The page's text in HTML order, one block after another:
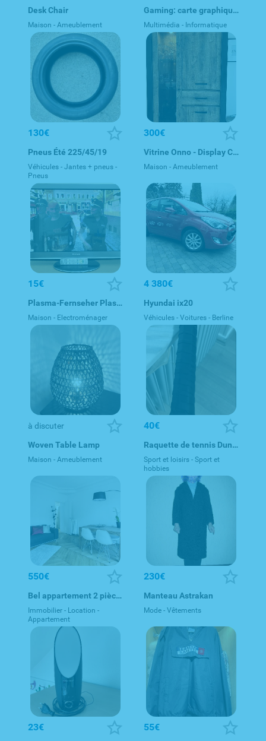
Desk Chair
Maison - Ameublement
Gaming: carte graphique Gigabyte GeForce GTX 980 Windforce 3, 4
Multimédia - Informatique
130€
Pneus Été 225/45/19
Véhicules - Jantes + pneus -
Pneus
300€
Vitrine Onno - Display Cabinet with Lighting
Maison - Ameublement
15€
Plasma-Fernseher Plasma-TV Panasonic VIERA TX-P42V20E, 42 Zoll,
Maison - Electroménager
4 380€
Hyundai ix20
Véhicules - Voitures - Berline
à discuter
Woven Table Lamp
Maison - Ameublement
40€
Raquette de tennis Dunlop Elite 270 L3 / Manche 3 270g
Sport et loisirs - Sport et
hobbies
550€
Bel appartement 2 pièces
Immobilier - Location -
Appartement
230€
Manteau Astrakan
Mode - Vêtements
23€ 55€